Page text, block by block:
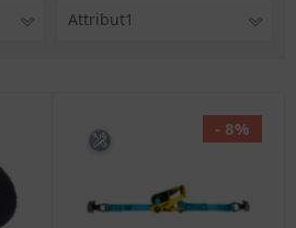
Attribut1
- 8%